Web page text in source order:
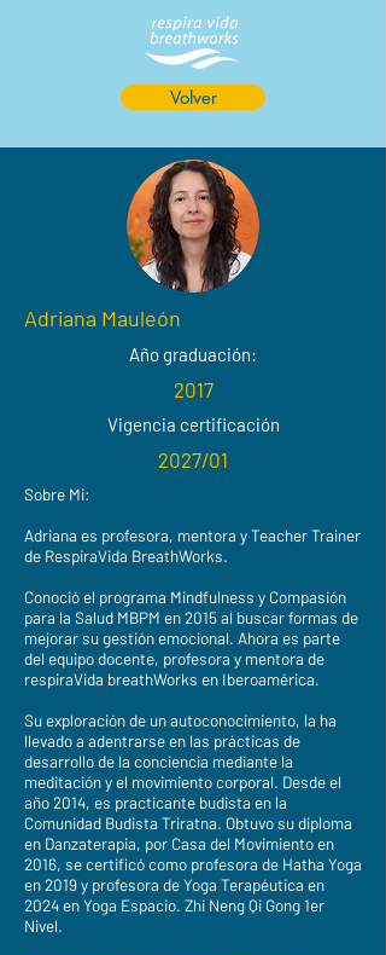
Volver
Adriana Mauleón
Año graduación:
2017
Vigencia certificación
2027/01
Sobre Mi:
Adriana es profesora, mentora y Teacher Trainer
de RespiraVida BreathWorks.
Conoció el programa Mindfulness y Compasión
para la Salud MBPM en 2015 al buscar formas de
mejorar su gestión emocional. Ahora es parte
del equipo docente, profesora y mentora de
respiraVida breathWorks en Iberoamérica.
Su exploración de un autoconocimiento, la ha
llevado a adentrarse en las prácticas de
desarrollo de la conciencia mediante la
meditación y el movimiento corporal. Desde el
año 2014, es practicante budista en la
Comunidad Budista Triratna. Obtuvo su diploma
en Danzaterapia, por Casa del Movimiento en
2016, se certificó como profesora de Hatha Yoga
en 2019 y profesora de Yoga Terapéutica en
2024 en Yoga Espacio. Zhi Neng Qi Gong 1er
Nivel.